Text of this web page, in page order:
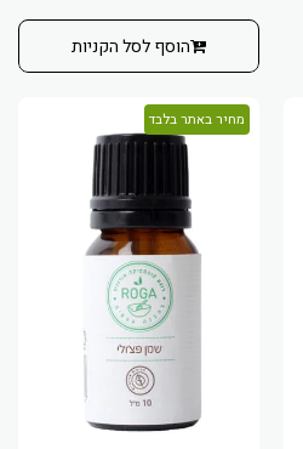
הוסף לסל הקניות
מחיר באתר בלבד